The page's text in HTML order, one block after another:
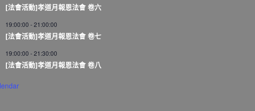
[法會活動]孝道月報恩法會 卷六
19:00:00 -21:00:00
[法會活動]孝道月報恩法會 卷七
19:00:00 -21:30:00
[法會活動]孝道月報恩法會 卷八